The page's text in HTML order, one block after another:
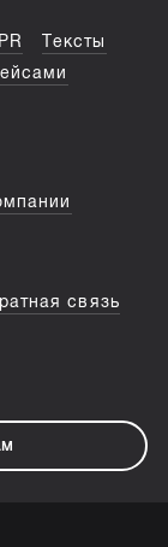
PR
Тексты
связь